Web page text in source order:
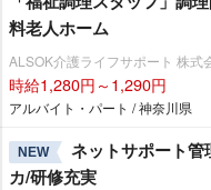
料老人ホーム
ALSOK介護ライフサポート 株式
時給1,280円～1,290円
アルバイト・パート / 神奈川県
NEW
ネットサポート
カ/研修充実